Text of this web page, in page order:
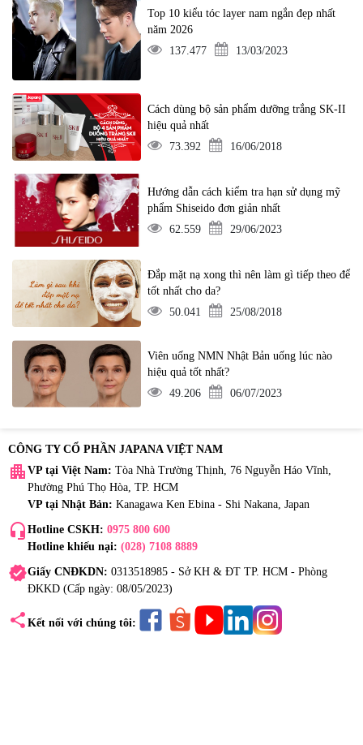
Top 10 kiểu tóc layer nam ngắn đẹp nhất
năm 2026
137.477
13/03/2023
Cách dùng bộ sản phẩm dưỡng trắng SK-II
hiệu quả nhất
73.392
16/06/2018
Hướng dẫn cách kiểm tra hạn sử dụng mỹ
phẩm Shiseido đơn giản nhất
62.559
29/06/2023
Đắp mặt nạ xong thì nên làm gì tiếp theo để
tốt nhất cho da?
50.041
25/08/2018
Viên uống NMN Nhật Bản uống lúc nào
hiệu quả tốt nhất?
49.206
06/07/2023
CÔNG TY CỔ PHẦN JAPANA VIỆT NAM
apartment VP tại Việt Nam: Tòa Nhà Trường Thịnh, 76 Nguyễn Háo Vĩnh,
Phường Phú Thọ Hòa, TP. HCM
VP tại Nhật Bản: Kanagawa Ken Ebina - Shi Nakana, Japan
headset_mic Hotline CSKH: 0975 800 600
Hotline khiếu nại: (028) 7108 8889
verifiedGiấy CNĐKDN: 0313518985 - Sở KH & ĐT TP. HCM - Phòng
ĐKKD (Cấp ngày: 08/05/2023)
share Kết nối với chúng tôi: